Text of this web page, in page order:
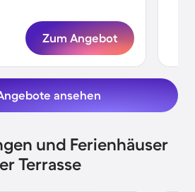
Zum Angebot
ansehen
und Ferienhäuser
Terrasse